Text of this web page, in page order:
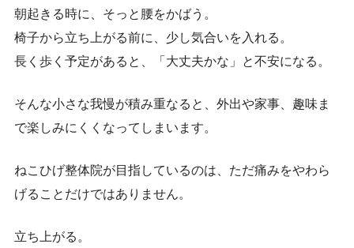
朝起きる時に、そっと腰をかばう。
椅子から立ち上がる前に、少し気合いを入れる。
長く歩く予定があると、「大丈夫かな」と不安になる。
そんな小さな我慢が積み重なると、外出や家事、趣味ま
で楽しみにくくなってしまいます。
ねこひげ整体院が目指しているのは、ただ痛みをやわら
げることだけではありません。
立ち上がる。